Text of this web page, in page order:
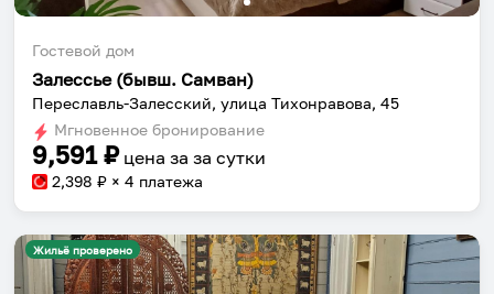
Гостевой дом
Залессье (бывш. Самван)
Переславль-Залесский, улица Тихонравова, 45
Мгновенное бронирование
9,591₽ цена за за сутки
2,398 ₽ × 4 платежа
Жильё проверено